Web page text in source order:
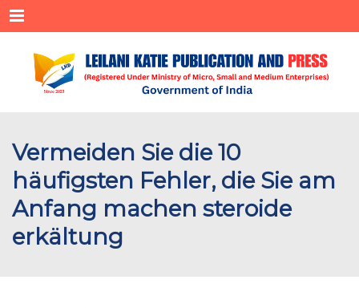
Menu
Vermeiden Sie die 10
häufigsten Fehler, die Sie am
Anfang machen steroide
erkältung